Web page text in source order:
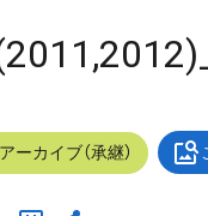
ーカイブ（承継）